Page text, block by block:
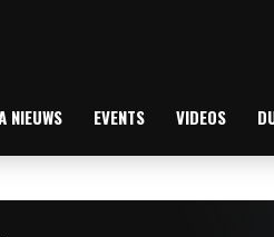
NIEUWS EVENTS VIDEOS